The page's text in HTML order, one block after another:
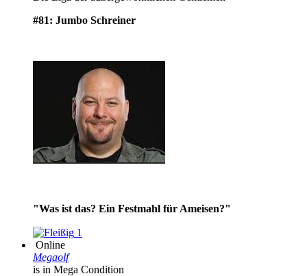
#81: Jumbo Schreiner
"Was ist das? Ein Festmahl für Ameisen?"
1
Online
Megaolf
is in Mega Condition